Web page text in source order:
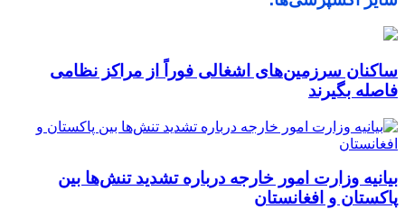
ساکنان سرزمین‌های اشغالی فوراً از مراکز نظامی
فاصله بگیرند
بیانیه وزارت امور خارجه درباره تشدید تنش‌ها بین
پاکستان و افغانستان